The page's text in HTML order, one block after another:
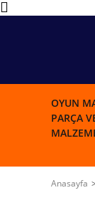
OYUN
PARÇA
Anasayfa